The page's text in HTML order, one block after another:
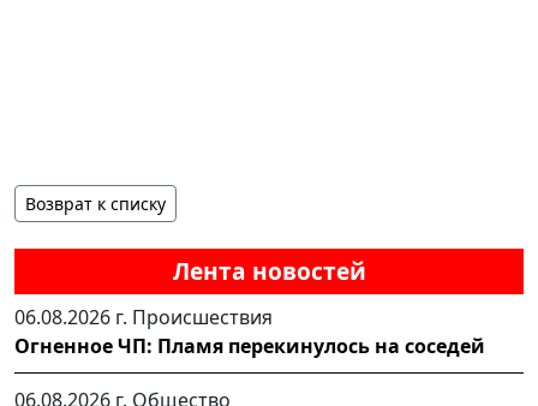
Лента новостей
06.08.2026 г. Происшествия
Огненное ЧП: Пламя перекинулось на соседей
06.08.2026 г. Общество
Возврат к списку